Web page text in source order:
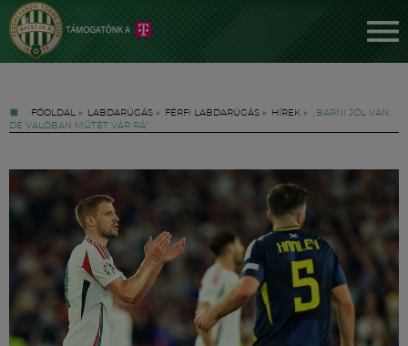
FŐOLDAL » LABDARÚGÁS » FÉRFI LABDARÚGÁS » HÍREK » „BARNI JÓL VAN,
DE VALÓBAN MŰTÉT VÁR RÁ”
Jegyek
FM YouTube +